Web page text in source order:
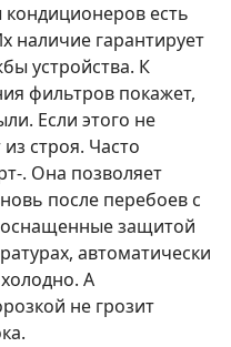
есть
наличие гарантирует
устройства. К
фильтров покажет,
Если этого не
строя. Часто
. Она позволяет
после перебоев с
защитой
автоматически
А
не грозит